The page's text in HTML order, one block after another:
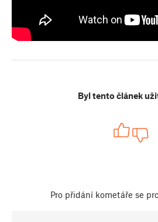
Byl tento článek
Pro přidání kometáře se